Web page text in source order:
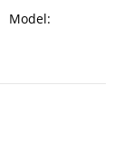
Model: